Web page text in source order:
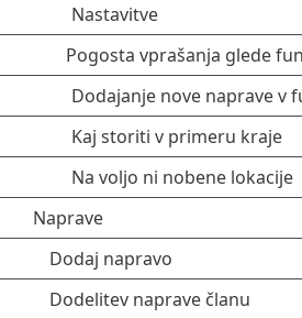
Nastavitve
Pogosta vprašanja glede
Dodajanje nove naprave v
Kaj storiti v primeru kraje
Na voljo ni nobene lokacije
Naprave
Dodaj napravo
Dodelitev naprave članu